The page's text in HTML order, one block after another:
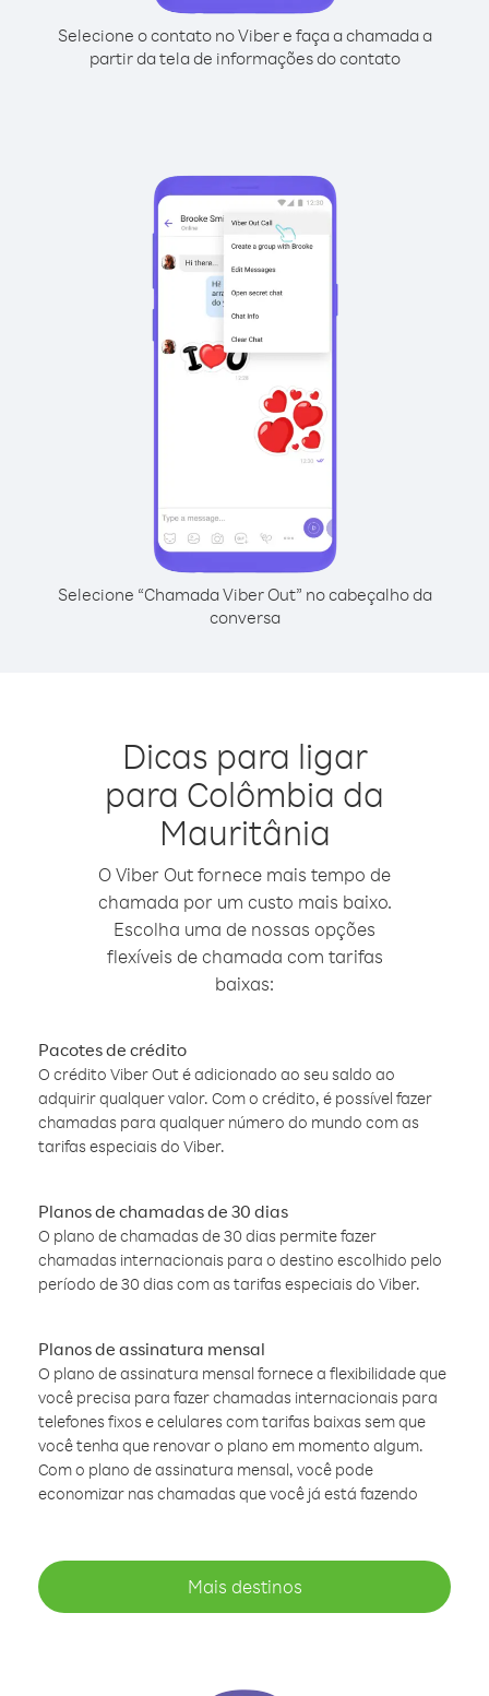
Selecione o contato no Viber e faça a chamada a
partir da tela de informações do contato
Selecione “Chamada Viber Out” no cabeçalho da
conversa
Dicas para ligar
para Colômbia da
Mauritânia
O Viber Out fornece mais tempo de
chamada por um custo mais baixo.
Escolha uma de nossas opções
flexíveis de chamada com tarifas
baixas:
Pacotes de crédito
O crédito Viber Out é adicionado ao seu saldo ao
adquirir qualquer valor. Com o crédito, é possível fazer
chamadas para qualquer número do mundo com as
tarifas especiais do Viber.
Planos de chamadas de 30 dias
O plano de chamadas de 30 dias permite fazer
chamadas internacionais para o destino escolhido pelo
período de 30 dias com as tarifas especiais do Viber.
Planos de assinatura mensal
O plano de assinatura mensal fornece a flexibilidade que
você precisa para fazer chamadas internacionais para
telefones fixos e celulares com tarifas baixas sem que
você tenha que renovar o plano em momento algum.
Com o plano de assinatura mensal, você pode
economizar nas chamadas que você já está fazendo
Mais destinos